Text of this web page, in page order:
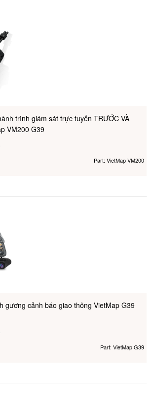
trình giám sát trực tuyến TRƯỚC VÀ
VM200 G39
Part: VietMap VM200
gương cảnh báo giao thông VietMap G39
Part: VietMap G39